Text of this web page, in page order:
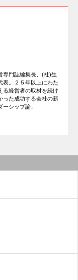
専門誌編集長、(社)生
表。２５年以上にわた
る経営者の取材を続け
った成功する会社の新
シップ論」